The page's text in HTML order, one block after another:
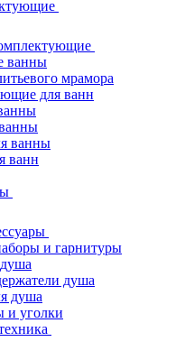
ванны
мрамора
для ванн
ванны
ванн
и гарнитуры
душа
душа
и уголки